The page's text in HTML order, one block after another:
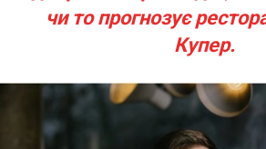
чи то прогнозує
Купер.